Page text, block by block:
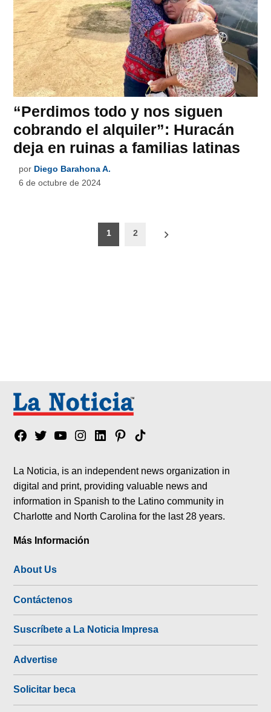
“Perdimos todo y nos siguen
cobrando el alquiler”: Huracán
deja en ruinas a familias latinas
por Diego Barahona A.
6 de octubre de 2024
1 2
Facebook
TwitterYouTubeInstagram
LinkedinPinterest
Tik
La Noticia, is an independent news organization in
digital and print, providing valuable news and
information in Spanish to the Latino community in
Charlotte and North Carolina for the last 28 years.
Más Información
About Us
Contáctenos
Suscríbete a La Noticia Impresa
Advertise
Solicitar beca